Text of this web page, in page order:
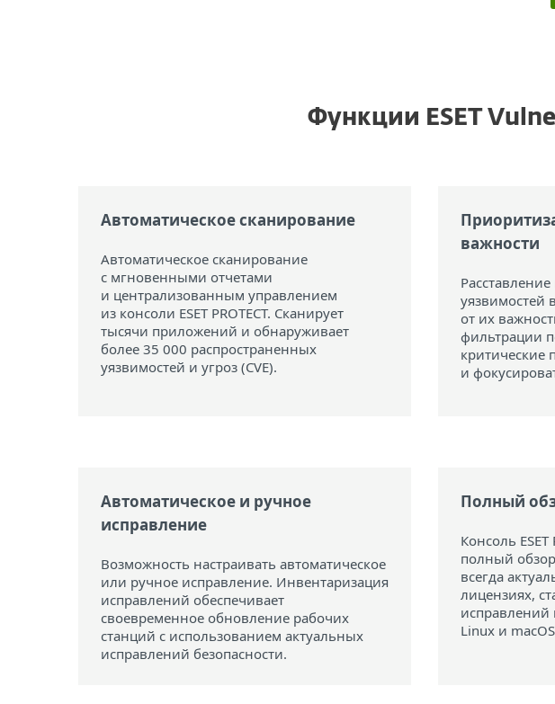
Функции ESET
Автоматическое сканирование
Автоматическое сканирование
с мгновенными отчетами
и централизованным управлением
из консоли ESET PROTECT. Сканирует
тысячи приложений и обнаруживает
более 35 000 распространенных
уязвимостей и угроз (CVE).
важности
уязвимостей
от их
фильтрации
критические
и
Автоматическое и ручное
исправление
Возможность настраивать автоматическое
или ручное исправление. Инвентаризация
исправлений обеспечивает
своевременное обновление рабочих
станций с использованием актуальных
исправлений безопасности.
Полный
Консоль ESET
полный
всегда
лицензиях,
исправлений
Linux и